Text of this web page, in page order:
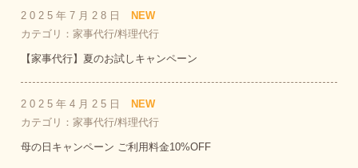
2025年7月28日
NEW
カテゴリ：家事代行/料理代行
【家事代行】夏のお試しキャンペーン
2025年4月25日
NEW
カテゴリ：家事代行/料理代行
母の日キャンペーン ご利用料金10%OFF